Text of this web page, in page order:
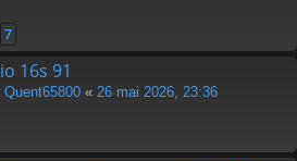
7
16s 91
Quent65800 « 26 mai 2026, 23:36